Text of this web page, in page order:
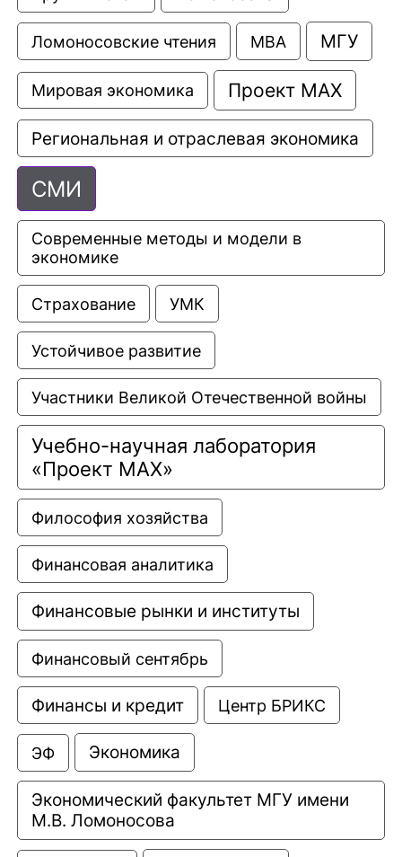
Ломоносовские чтения МВА МГУ
Мировая экономика Проект МАХ
Региональная и отраслевая экономика
СМИ
Современные методы и модели в
экономике
Страхование УМК
Устойчивое развитие
Участники Великой Отечественной войны
Учебно-научная лаборатория
«Проект МАХ»
Философия хозяйства
Финансовая аналитика
Финансовые рынки и институты
Финансовый сентябрь
Финансы и кредит Центр БРИКС
ЭФ Экономика
Экономический факультет МГУ имени
М.В. Ломоносова